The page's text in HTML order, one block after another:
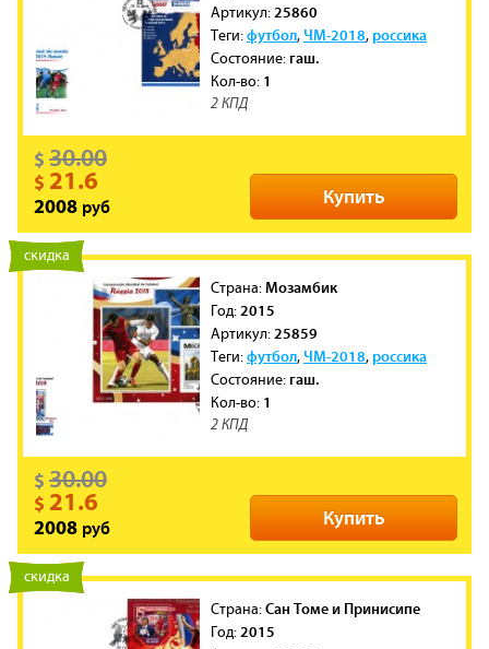
Артикул: 25860
Теги:футбол,ЧМ-2018,россика
Состояние:гаш.
Кол-во: 1
2 КПД
Купить
$ 30.00
$ 21.6
2008 руб
новинка
скидка
Cтрана:Мозамбик
Год: 2015
Артикул: 25859
Теги:футбол,ЧМ-2018,россика
Состояние:гаш.
Кол-во: 1
2 КПД
Купить
$ 30.00
$ 21.6
2008 руб
новинка
скидка
Cтрана:Сан Томе и Принисипе
Год: 2015